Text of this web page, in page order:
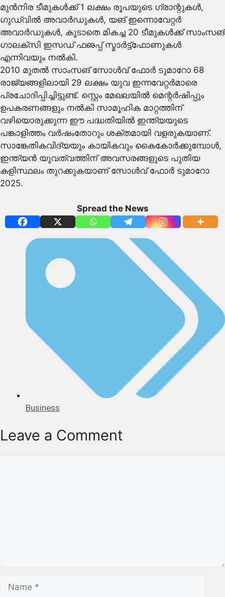
മുന്‍നിര ടീമുകള്‍ക്ക് 1 ലക്ഷം രൂപയുടെ ഗ്രാന്റുകള്‍,
ഗുഡ്‌വില്‍ അവാര്‍ഡുകള്‍, യങ് ഇന്നൊവേറ്റര്‍
അവാര്‍ഡുകള്‍, കൂടാതെ മികച്ച 20 ടീമുകള്‍ക്ക് സാംസങ്
ഗാലക്‌സി ഇസഡ് ഫഌപ്പ് സ്മാര്‍ട്ട്‌ഫോണുകള്‍
എന്നിവയും നല്‍കി.
2010 മുതല്‍ സാംസങ് സോള്‍വ് ഫോര്‍ ടുമാറോ 68
രാജ്യങ്ങളിലായി 29 ലക്ഷം യുവ ഇന്നവേറ്റര്‍മാരെ
പ്രചോദിപ്പിച്ചിട്ടുണ്ട്. സ്റ്റെം മേഖലയില്‍ മെന്റര്‍ഷിപ്പും
ഉപകരണങ്ങളും നല്‍കി സാമൂഹിക മാറ്റത്തിന്
വഴിയൊരുക്കുന്ന ഈ പദ്ധതിയില്‍ ഇന്ത്യയുടെ
പങ്കാളിത്തം വര്‍ഷംതോറും ശക്തമായി വളരുകയാണ്.
സാങ്കേതികവിദ്യയും കായികവും കൈകോര്‍ക്കുമ്പോള്‍,
ഇന്ത്യന്‍ യുവത്വത്തിന് അവസരങ്ങളുടെ പുതിയ
കളിസ്ഥലം തുറക്കുകയാണ് സോള്‍വ് ഫോര്‍ ടുമാറോ
2025.
Spread the News
Business
Leave a Comment
Name